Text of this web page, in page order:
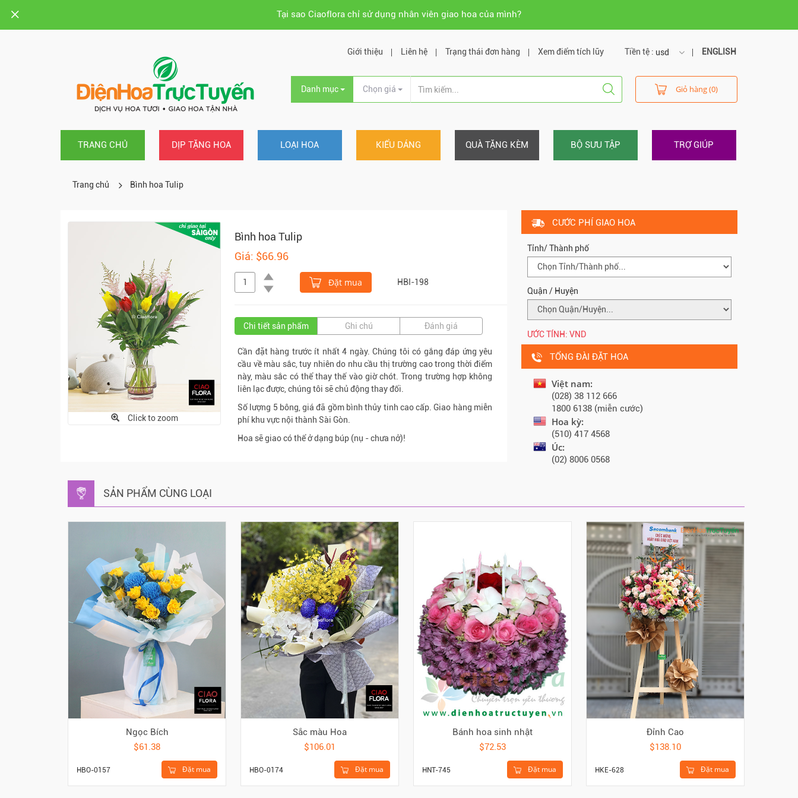
Tại sao Ciaoflora chỉ sử dụng nhân viên giao hoa của mình?
Tiền tệ : usd
usd
vnd
ENGLISH
Giới thiệu Liên hệ Trạng thái đơn hàng Xem điểm tích lũy
Danh mục Chọn giá Giỏ hàng (0)
TRANG CHỦ DỊP TẶNG HOA LOẠI HOA KIỂU DÁNG QUÀ TẶNG KÈM BỘ SƯU TẬP TRỢ GIÚP
Trang chủ Bình hoa Tulip
Click to zoom
Bình hoa Tulip
Giá: $66.96
Đặt mua HBI-198
Chi tiết sản phẩm Ghi chú Đánh giá
Cần đặt hàng trước ít nhất 4 ngày. Chúng tôi có gắng đáp ứng yêu
cầu về màu sắc, tuy nhiên do nhu cầu thị trường cao trong thời điểm
này, màu sắc có thể thay thế vào giờ chót. Trong trường hợp không
liên lạc được, chúng tôi sẽ chủ động thay đối.
Số lượng 5 bông, giá đã gồm bình thủy tinh cao cấp. Giao hàng miễn
phí khu vực nội thành Sài Gòn.
Hoa sẽ giao có thể ở dạng búp (nụ - chưa nở)!
CƯỚC PHÍ GIAO HOA
Tỉnh/ Thành phố
Quận / Huyện
ƯỚC TÍNH: VND
TỔNG ĐÀI ĐẶT HOA
Việt nam:
(028) 38 112 666
1800 6138 (miễn cước)
Hoa kỳ:
(510) 417 4568
Úc:
(02) 8006 0568
SẢN PHẨM CÙNG LOẠI
Ngọc Bích
$61.38
Đặt mua
HBO-0157
Sắc màu Hoa
$106.01
Đặt mua
HBO-0174
Bánh hoa sinh nhật
$72.53
Đặt mua
HNT-745
Đỉnh Cao
$138.10
Đặt mua
HKE-628